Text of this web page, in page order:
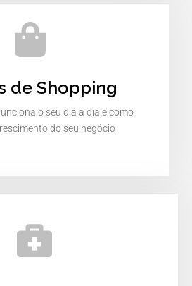
de Shopping
o seu dia a dia e como
do seu negócio